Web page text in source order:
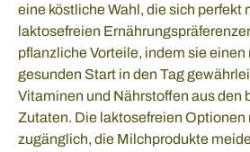
eine köstliche Wahl, die sich perfekt
laktosefreien
pflanzliche Vorteile, indem sie einen
gesunden Start in den Tag
Vitaminen und Nährstoffen aus den
Zutaten. Die laktosefreien Optionen
zugänglich, die Milchprodukte